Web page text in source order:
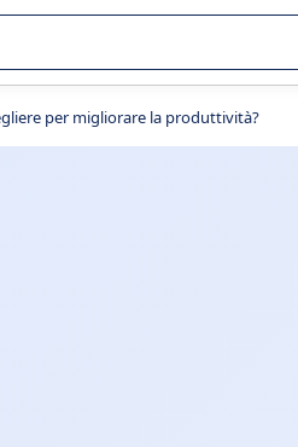
per migliorare la produttività?